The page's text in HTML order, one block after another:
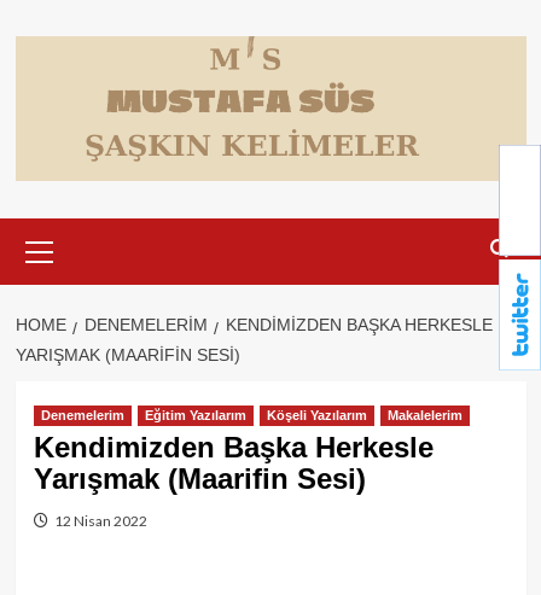
to
Menu
HOME DENEMELERIM
KENDIMIZDEN BAŞKA HERKESLE
YARIŞMAK (MAARIFIN SESI)
Denemelerim Eğitim Yazılarım Köşeli Yazılarım Makalelerim
Kendimizden Başka Herkesle
Yarışmak (Maarifin Sesi)
12 Nisan 2022